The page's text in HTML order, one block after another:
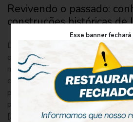
Revivendo o passado:
construções históricas
Do passado de Ilhabela restaram
que retratam o modo de vida do
mantidas preservadas e mostram
com o passar do tempo. Além
pode admirar não só os belíssimos
próximos à orla marítima, mas
[…]
Esse banner fechará